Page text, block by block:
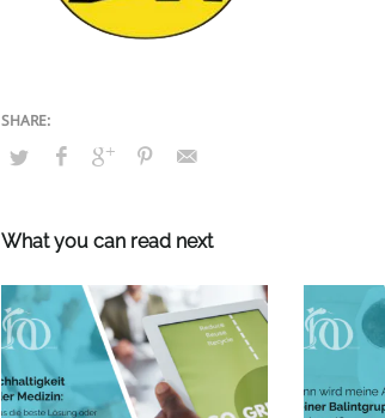
What you can read next